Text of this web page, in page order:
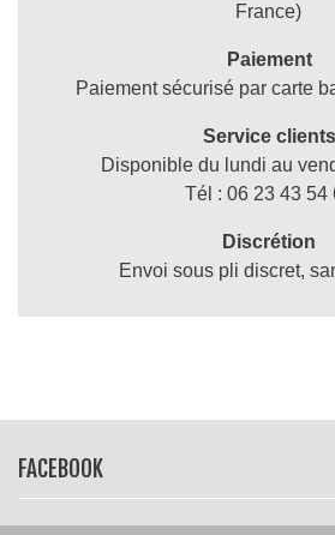
France)
Paiement
Paiement sécurisé par carte
Service clients
Disponible du lundi au
Tél : 06 23 43 54
Discrétion
Envoi sous pli discret,
FACEBOOK